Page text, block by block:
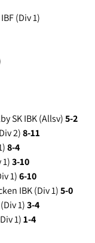
(Div 1)
SK IBK (Allsv)5-2
2)8-11
8-4
3-10
1)6-10
IBK (Div 1)5-0
1)3-4
1)1-4